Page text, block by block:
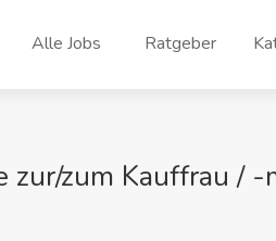
Alle Jobs Ratgeber
zur/zum Kauffrau /